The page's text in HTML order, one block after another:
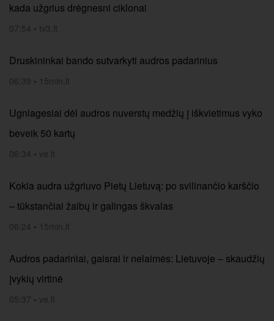
kada užgrius drėgnesni ciklonai
07:54 • tv3.lt
Druskininkai bando sutvarkyti audros padarinius
06:39 • 15min.lt
Ugniagesiai dėl audros nuverstų medžių į iškvietimus vyko
beveik 50 kartų
06:34 • ve.lt
Kokia audra užgriuvo Pietų Lietuvą: po svilinančio karščio
– tūkstančiai žaibų ir galingas škvalas
06:24 • 15min.lt
Audros padariniai, gaisrai ir nelaimės: Lietuvoje – skaudžių
įvykių virtinė
05:37 • ve.lt